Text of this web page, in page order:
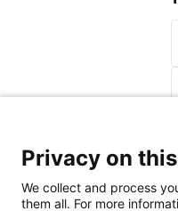
Privacy on
We collect and process
them all. For more